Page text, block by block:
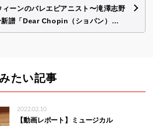
ィーンのバレエピアニスト〜滝澤志野
新譜「Dear Chopin（ショパン）…
たい記事
2022.02.10
【動画レポート】ミュージカル